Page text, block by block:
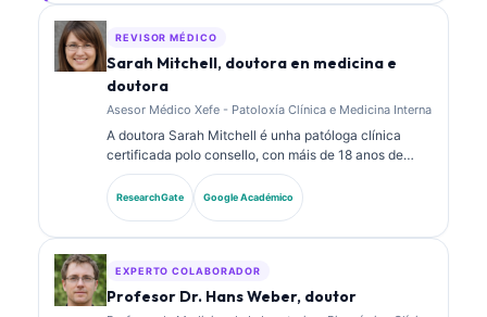
laboratorio en temas de medicina de laboratorio.
REVISOR MÉDICO
Sarah Mitchell, doutora en medicina e
doutora
Asesor Médico Xefe - Patoloxía Clínica e Medicina Interna
A doutora Sarah Mitchell é unha patóloga clínica
certificada polo consello, con máis de 18 anos de
experiencia en medicina de laboratorio e análise
diagnóstica. Ten certificacións de especialidade en
química clínica e publicou extensamente sobre
ResearchGate Google Académico
EXPERTO COLABORADOR
Profesor Dr. Hans Weber, doutor